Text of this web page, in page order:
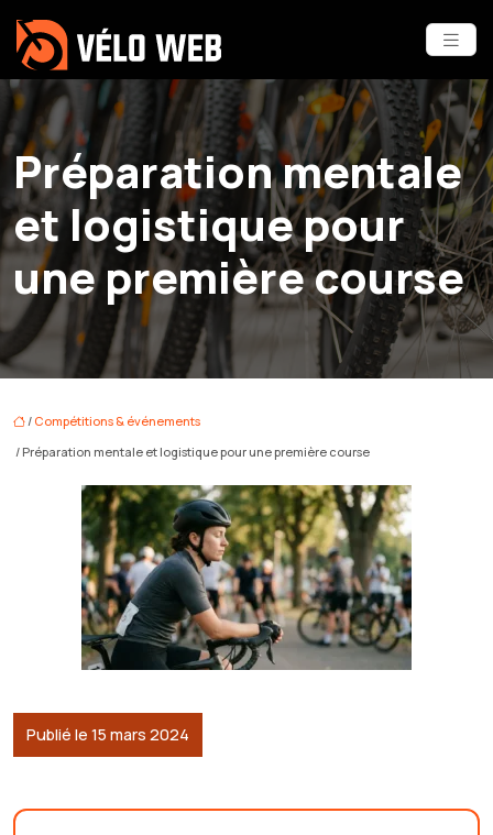
Préparation mentale
et logistique pour
une première course
/ Compétitions & événements
/ Préparation mentale et logistique pour une première course
Publié le 15 mars 2024